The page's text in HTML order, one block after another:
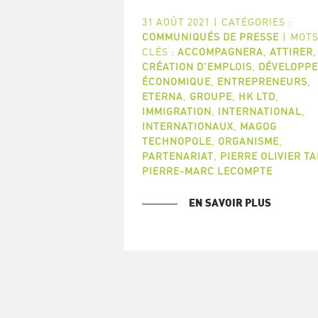
31 AOÛT 2021 | CATÉGORIES :
COMMUNIQUÉS DE PRESSE |
CLÉS : ACCOMPAGNERA ATTIRER
CRÉATION D'EMPLOIS
ÉCONOMIQUE, ENTREPRENEURS
ETERNA
GROUPE, HK LTD
IMMIGRATION
INTERNATIONAL
INTERNATIONAUX
MAGOG
TECHNOPOLE, ORGANISME,
PARTENARIAT
PIERRE OLIVIER
PIERRE-MARC LECOMPTE
EN SAVOIR PLUS